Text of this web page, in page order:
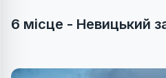
6 місце - Невицький